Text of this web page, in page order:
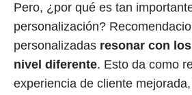
Pero, ¿por qué es tan
personalización?
personalizadas resonar con
nivel diferente. Esto da como
experiencia de cliente